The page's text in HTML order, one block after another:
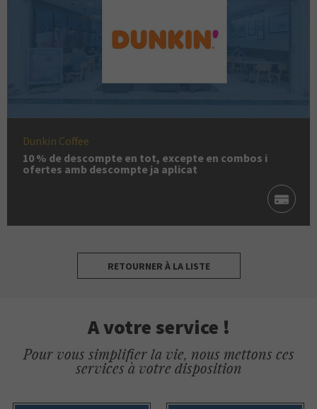
Dunkin Coffee
10 % de descompte en tot, excepte en combos i
ofertes amb descompte ja aplicat
RETOURNER À LA LISTE
A votre service !
Pour vous simplifier la vie, nous mettons ces
services à votre disposition